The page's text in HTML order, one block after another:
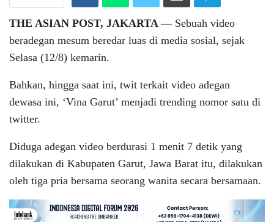
THE ASIAN POST, JAKARTA — Sebuah video
beradegan mesum beredar luas di media sosial, sejak
Selasa (12/8) kemarin.
Bahkan, hingga saat ini, twit terkait video adegan
dewasa ini, ‘Vina Garut’ menjadi trending nomor satu di
twitter.
Diduga adegan video berdurasi 1 menit 7 detik yang
dilakukan di Kabupaten Garut, Jawa Barat itu, dilakukan
oleh tiga pria bersama seorang wanita secara bersamaan.